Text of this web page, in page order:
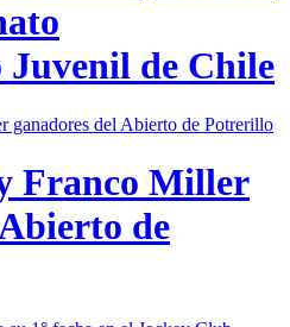
Juvenil de Chile
Franco Miller
de